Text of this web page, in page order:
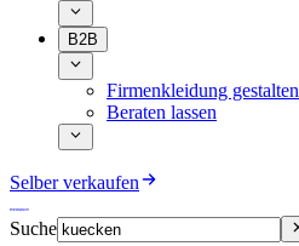
B2B
Firmenkleidung gestalten
Beraten lassen
Selber verkaufen
Suche